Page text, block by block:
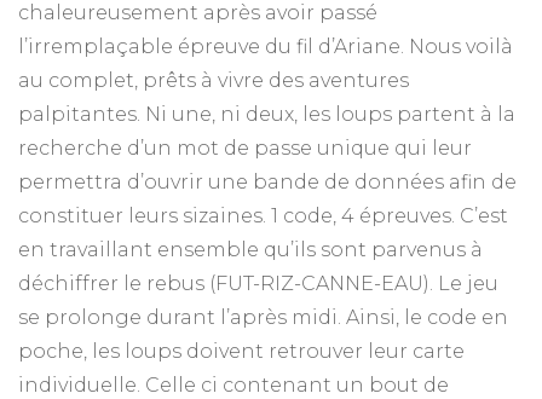
chaleureusement après avoir passé
l’irremplaçable épreuve du fil d’Ariane. Nous voilà
au complet, prêts à vivre des aventures
palpitantes. Ni une, ni deux, les loups partent à la
recherche d’un mot de passe unique qui leur
permettra d’ouvrir une bande de données afin de
constituer leurs sizaines. 1 code, 4 épreuves. C’est
en travaillant ensemble qu’ils sont parvenus à
déchiffrer le rebus (FUT-RIZ-CANNE-EAU). Le jeu
se prolonge durant l’après midi. Ainsi, le code en
poche, les loups doivent retrouver leur carte
individuelle. Celle ci contenant un bout de